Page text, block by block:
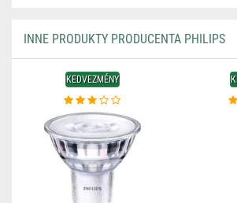
INNE PRODUKTY PRODUCENTA PHILIPS
KEDVEZMÉNY